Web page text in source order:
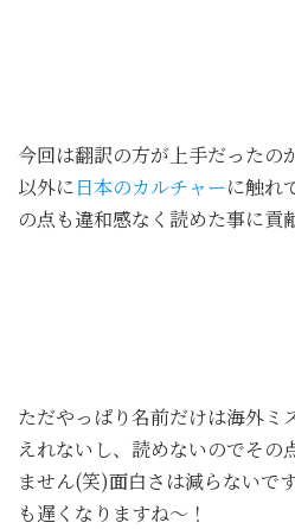
今回は翻訳の方が上手だったの
以外に日本のカルチャーに触れ
の点も違和感なく読めた事に貢
ただやっぱり名前だけは海外ミ
えれないし、読めないのでその
ません(笑)面白さは減らないで
も遅くなりますね～！